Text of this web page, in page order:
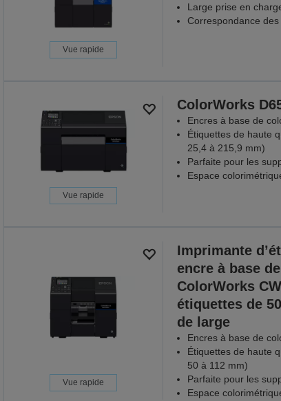
Vue rapide
Large prise en
Correspondance
Vue rapide
ColorWorks
Encres à base de
Étiquettes de haute
25,4 à 215,9 mm)
Parfaite pour les
Espace
Vue rapide
Imprimante
encre à base
ColorWorks
étiquettes de
de large
Encres à base de
Étiquettes de haute
50 à 112 mm)
Parfaite pour les
Espace